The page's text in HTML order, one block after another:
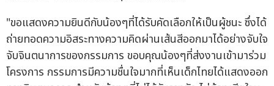
"ขอแสดงความยินดีกับน้องๆที่ได้รับคัดเลือกให้เป็นผู้ชนะ ซึ่งได้
ถ่ายทอดความอิสระทางความคิดผ่านเส้นสีออกมาได้อย่างจับใจ
จับจินตนาการของกรรมการ ขอบคุณน้องๆที่ส่งงานเข้ามาร่วม
โครงการ กรรมการมีความชื่นใจมากที่เห็นเด็กไทยได้แสดงออก